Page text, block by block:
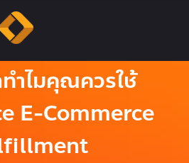
ำไมคุณควรใช้
E-Commerce